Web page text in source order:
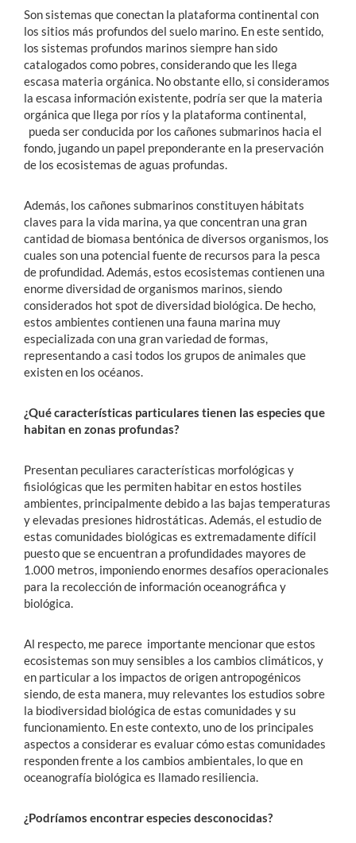
Son sistemas que conectan la plataforma continental con
los sitios más profundos del suelo marino. En este sentido,
los sistemas profundos marinos siempre han sido
catalogados como pobres, considerando que les llega
escasa materia orgánica. No obstante ello, si consideramos
la escasa información existente, podría ser que la materia
orgánica que llega por ríos y la plataforma continental,
pueda ser conducida por los cañones submarinos hacia el
fondo, jugando un papel preponderante en la preservación
de los ecosistemas de aguas profundas.
Además, los cañones submarinos constituyen hábitats
claves para la vida marina, ya que concentran una gran
cantidad de biomasa bentónica de diversos organismos, los
cuales son una potencial fuente de recursos para la pesca
de profundidad. Además, estos ecosistemas contienen una
enorme diversidad de organismos marinos, siendo
considerados hot spot de diversidad biológica. De hecho,
estos ambientes contienen una fauna marina muy
especializada con una gran variedad de formas,
representando a casi todos los grupos de animales que
existen en los océanos.
¿Qué características particulares tienen las especies que
habitan en zonas profundas?
Presentan peculiares características morfológicas y
fisiológicas que les permiten habitar en estos hostiles
ambientes, principalmente debido a las bajas temperaturas
y elevadas presiones hidrostáticas. Además, el estudio de
estas comunidades biológicas es extremadamente difícil
puesto que se encuentran a profundidades mayores de
1.000 metros, imponiendo enormes desafíos operacionales
para la recolección de información oceanográfica y
biológica.
Al respecto, me parece importante mencionar que estos
ecosistemas son muy sensibles a los cambios climáticos, y
en particular a los impactos de origen antropogénicos
siendo, de esta manera, muy relevantes los estudios sobre
la biodiversidad biológica de estas comunidades y su
funcionamiento. En este contexto, uno de los principales
aspectos a considerar es evaluar cómo estas comunidades
responden frente a los cambios ambientales, lo que en
oceanografía biológica es llamado resiliencia.
¿Podríamos encontrar especies desconocidas?